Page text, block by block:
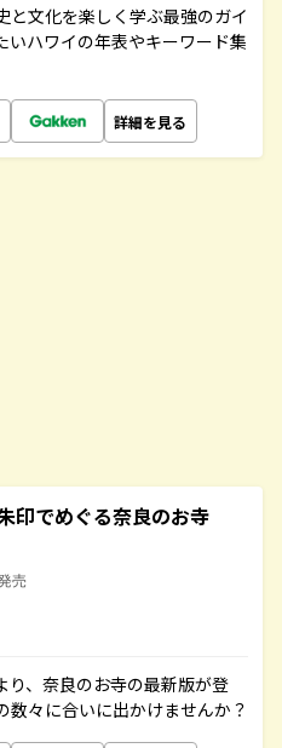
と文化を楽しく学ぶ最強のガイ
いハワイの年表やキーワード集
詳細を見る
印でめぐる奈良のお寺
売
り、奈良のお寺の最新版が登
々に合いに出かけませんか？